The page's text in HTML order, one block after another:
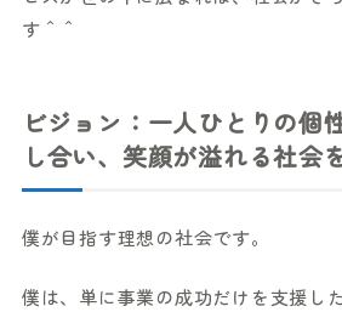
す＾＾
ビジョン：一人ひとりの個
し合い、笑顔が溢れる社会
僕が目指す理想の社会です。
僕は、単に事業の成功だけを支援し